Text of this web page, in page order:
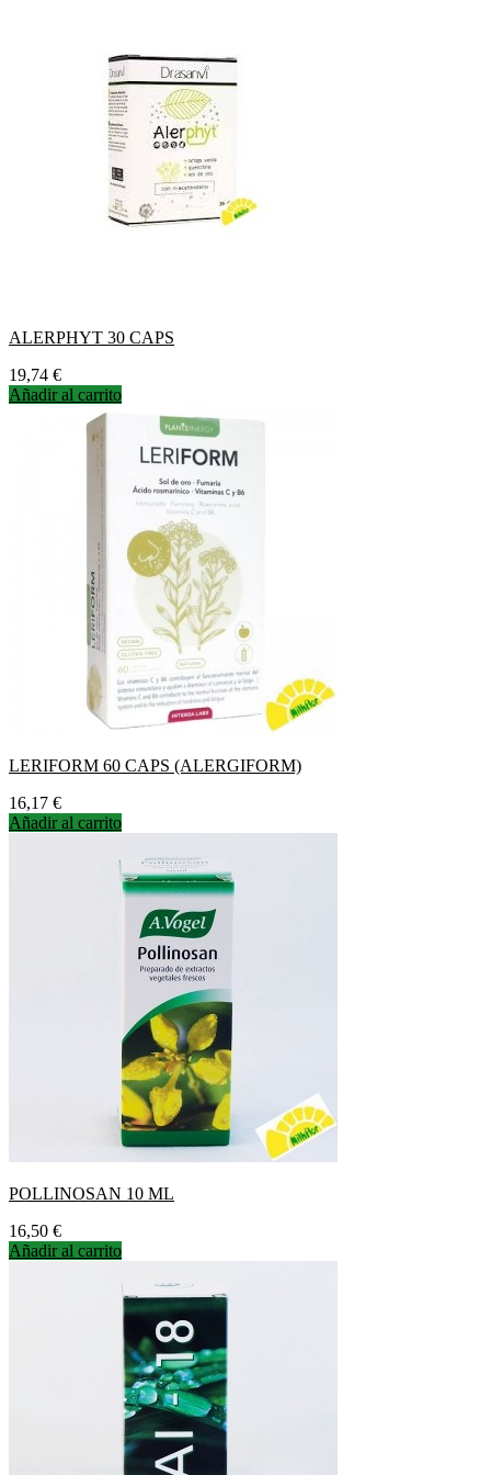
ALERPHYT 30 CAPS
Precio
19,74 €
Añadir al carrito
LERIFORM 60 CAPS (ALERGIFORM)
Precio
16,17 €
Añadir al carrito
POLLINOSAN 10 ML
Precio
16,50 €
Añadir al carrito